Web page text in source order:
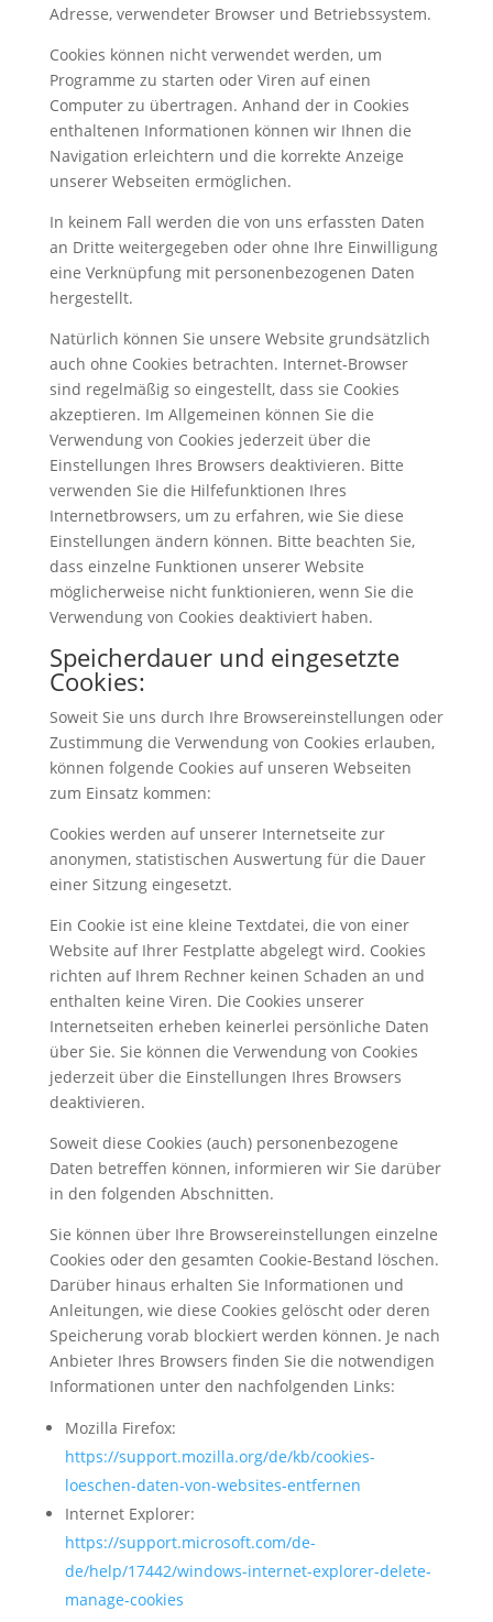
Adresse, verwendeter Browser und Betriebssystem.
Cookies können nicht verwendet werden, um
Programme zu starten oder Viren auf einen
Computer zu übertragen. Anhand der in Cookies
enthaltenen Informationen können wir Ihnen die
Navigation erleichtern und die korrekte Anzeige
unserer Webseiten ermöglichen.
In keinem Fall werden die von uns erfassten Daten
an Dritte weitergegeben oder ohne Ihre Einwilligung
eine Verknüpfung mit personenbezogenen Daten
hergestellt.
Natürlich können Sie unsere Website grundsätzlich
auch ohne Cookies betrachten. Internet-Browser
sind regelmäßig so eingestellt, dass sie Cookies
akzeptieren. Im Allgemeinen können Sie die
Verwendung von Cookies jederzeit über die
Einstellungen Ihres Browsers deaktivieren. Bitte
verwenden Sie die Hilfefunktionen Ihres
Internetbrowsers, um zu erfahren, wie Sie diese
Einstellungen ändern können. Bitte beachten Sie,
dass einzelne Funktionen unserer Website
möglicherweise nicht funktionieren, wenn Sie die
Verwendung von Cookies deaktiviert haben.
Speicherdauer und eingesetzte
Cookies:
Soweit Sie uns durch Ihre Browsereinstellungen oder
Zustimmung die Verwendung von Cookies erlauben,
können folgende Cookies auf unseren Webseiten
zum Einsatz kommen:
Cookies werden auf unserer Internetseite zur
anonymen, statistischen Auswertung für die Dauer
einer Sitzung eingesetzt.
Ein Cookie ist eine kleine Textdatei, die von einer
Website auf Ihrer Festplatte abgelegt wird. Cookies
richten auf Ihrem Rechner keinen Schaden an und
enthalten keine Viren. Die Cookies unserer
Internetseiten erheben keinerlei persönliche Daten
über Sie. Sie können die Verwendung von Cookies
jederzeit über die Einstellungen Ihres Browsers
deaktivieren.
Soweit diese Cookies (auch) personenbezogene
Daten betreffen können, informieren wir Sie darüber
in den folgenden Abschnitten.
Sie können über Ihre Browsereinstellungen einzelne
Cookies oder den gesamten Cookie-Bestand löschen.
Darüber hinaus erhalten Sie Informationen und
Anleitungen, wie diese Cookies gelöscht oder deren
Speicherung vorab blockiert werden können. Je nach
Anbieter Ihres Browsers finden Sie die notwendigen
Informationen unter den nachfolgenden Links:
Mozilla Firefox:
https://support.mozilla.org/de/kb/cookies-
loeschen-daten-von-websites-entfernen
Internet Explorer:
https://support.microsoft.com/de-
de/help/17442/windows-internet-explorer-delete-
manage-cookies